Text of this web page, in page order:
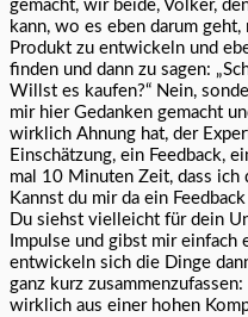
gemacht, wir beide, Volker,
kann, wo es eben darum
Produkt zu entwickeln und
finden und dann zu sagen:
Willst es kaufen?“ Nein,
mir hier Gedanken gemacht
wirklich Ahnung hat, der
Einschätzung, ein Feedback,
mal 10 Minuten Zeit, dass ich
Kannst du mir da ein
Du siehst vielleicht für dein
Impulse und gibst mir einfach
entwickeln sich die Dinge
ganz kurz
wirklich aus einer hohen